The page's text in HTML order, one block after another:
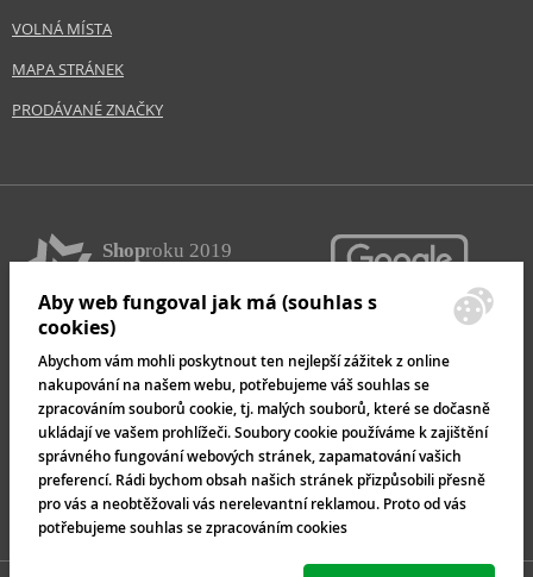
VOLNÁ MÍSTA
MAPA STRÁNEK
PRODÁVANÉ ZNAČKY
Aby web fungoval jak má (souhlas s
cookies)
Abychom vám mohli poskytnout ten nejlepší zážitek z online
nakupování na našem webu, potřebujeme váš souhlas se
zpracováním souborů cookie, tj. malých souborů, které se dočasně
ukládají ve vašem prohlížeči. Soubory cookie používáme k zajištění
správného fungování webových stránek, zapamatování vašich
preferencí. Rádi bychom obsah našich stránek přizpůsobili přesně
pro vás a neobtěžovali vás nerelevantní reklamou. Proto od vás
potřebujeme souhlas se zpracováním cookies